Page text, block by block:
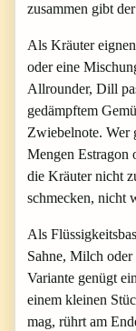
zusammen gibt
Als Kräuter
oder eine
Allrounder, Dill
gedämpftem
Zwiebelnote. Wer
Mengen Estragon
die Kräuter nicht
schmecken, nicht
Als
Sahne, Milch
Variante genügt
einem kleinen
mag, rührt am